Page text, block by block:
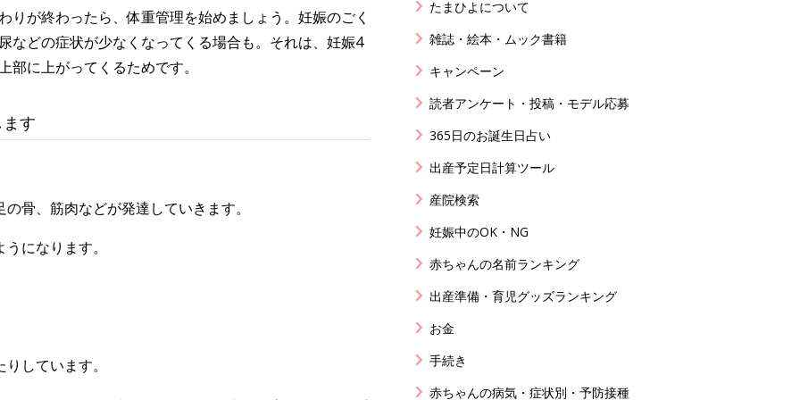
りが終わったら、体重管理を始めましょう。妊娠のごく
などの症状が少なくなってくる場合も。それは、妊娠4
に上がってくるためです。
す
骨、筋肉などが発達していきます。
になります。
しています。
たまひよについて
雑誌・絵本・ムック書籍
キャンペーン
読者アンケート・投稿・モデル応募
365日のお誕生日占い
出産予定日計算ツール
産院検索
妊娠中のOK・NG
赤ちゃんの名前ランキング
出産準備・育児グッズランキング
お金
手続き
赤ちゃんの病気・症状別・予防接種